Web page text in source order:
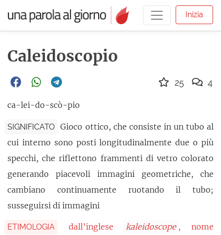
Inizia
Caleidoscopio
ca-lei-do-scò-pio
SIGNIFICATO
Gioco ottico, che consiste in un tubo al
cui interno sono posti longitudinalmente due o più
specchi, che riflettono frammenti di vetro colorato
generando piacevoli immagini geometriche, che
cambiano continuamente ruotando il tubo;
susseguirsi di immagini
ETIMOLOGIA dall’inglese kaleidoscope , nome
25 4